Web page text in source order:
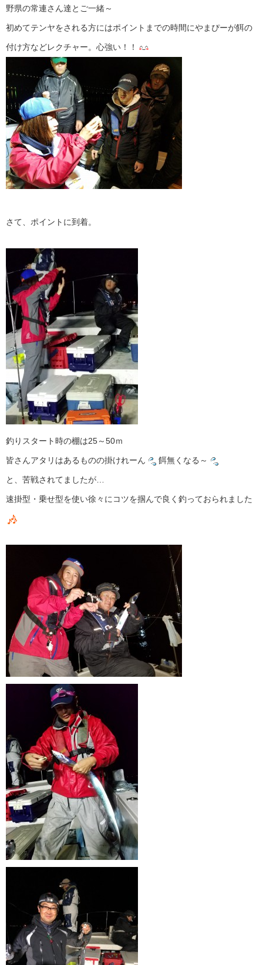
野県の常連さん達とご一緒～
初めてテンヤをされる方にはポイントまでの時間にやまぴーが餌の
付け方などレクチャー。心強い！！
さて、ポイントに到着。
釣りスタート時の棚は25～50ｍ
皆さんアタリはあるものの掛けれーん 餌無くなる～
と、苦戦されてましたが…
速掛型・乗せ型を使い徐々にコツを掴んで良く釣っておられました